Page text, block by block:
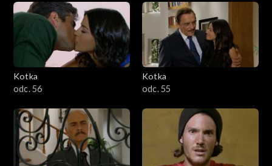
Kotka
odc. 56
Kotka
odc. 55